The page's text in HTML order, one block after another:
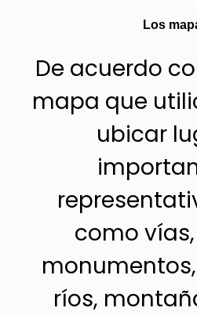
Los
De acuerdo
mapa que
ubicar
como
ríos,